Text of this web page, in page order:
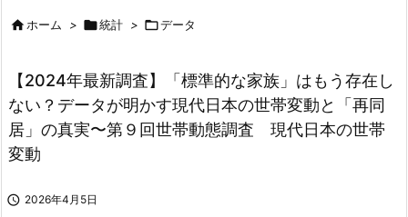
検索
ホーム > 統計 > データ
【2024年最新調査】「標準的な家族」はもう存在し
ない？データが明かす現代日本の世帯変動と「再同
居」の真実〜第９回世帯動態調査 現代日本の世帯
変動
 2026年4月5日